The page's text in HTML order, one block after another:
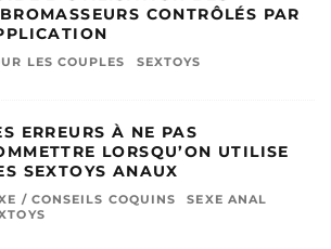
CONTRÔLÉS PAR
LES COUPLES SEXTOYS
ERREURS À NE PAS
LORSQU’ON UTILISE
SEXTOYS ANAUX
/ CONSEILS COQUINS
SEXE ANAL